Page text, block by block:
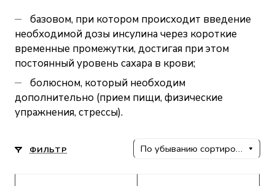
базовом, при котором происходит введение
необходимой дозы инсулина через короткие
временные промежутки, достигая при этом
постоянный уровень сахара в крови;
болюсном, который необходим
дополнительно (прием пищи, физические
упражнения, стрессы).
ФИЛЬТР По убыванию сортировки